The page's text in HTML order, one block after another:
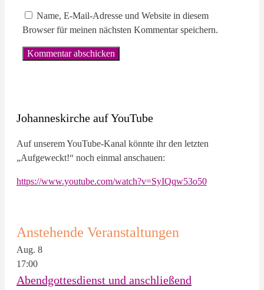
Name, E-Mail-Adresse und Website in diesem
Browser für meinen nächsten Kommentar speichern.
Johanneskirche auf YouTube
Auf unserem YouTube-Kanal könnte ihr den letzten
„Aufgeweckt!“ noch einmal anschauen:
https://www.youtube.com/watch?v=SyIQqw53o50
Anstehende Veranstaltungen
Aug. 8
17:00
Abendgottesdienst und anschließend